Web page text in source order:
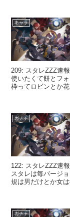
キャラ
209: スタレZZZ速
使いたくて餅とフ
枠ってロビンとか
ガチャ
122: スタレZZZ速
スタレは毎バージ
規は男だけとか女
ガチャ